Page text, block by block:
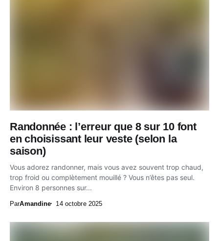
Randonnée : l’erreur que 8 sur 10 font
en choisissant leur veste (selon la
saison)
Vous adorez randonner, mais vous avez souvent trop chaud,
trop froid ou complètement mouillé ? Vous n’êtes pas seul.
Environ 8 personnes sur...
ParAmandine 14 octobre 2025